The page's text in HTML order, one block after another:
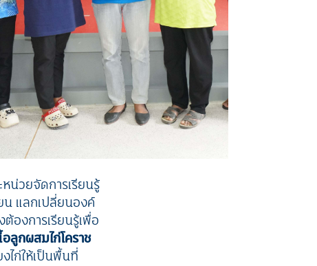
น่วยจัดการเรียนรู้
น แลกเปลี่ยนองค์
องการเรียนรู้เพื่อ
ลูกผสมไก่โคราช
ไก่ให้เป็นพื้นที่